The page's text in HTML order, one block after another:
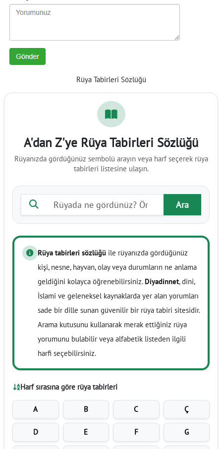
Rüya Tabirleri Sözlüğü
A'dan Z'ye Rüya Tabirleri Sözlüğü
Rüyanızda gördüğünüz sembolü arayın veya harf seçerek rüya
tabirleri listesine ulaşın.
Rüya tabiri ara
Ara
Rüya tabirleri sözlüğü ile rüyanızda gördüğünüz
kişi, nesne, hayvan, olay veya durumların ne anlama
geldiğini kolayca öğrenebilirsiniz. Diyadinnet, dini,
İslami ve geleneksel kaynaklarda yer alan yorumları
sade bir dille sunan güvenilir bir rüya tabiri sitesidir.
Arama kutusunu kullanarak merak ettiğiniz rüya
yorumunu bulabilir veya alfabetik listeden ilgili
harfi seçebilirsiniz.
Harf sırasına göre rüya tabirleri
A B C Ç
D E F G